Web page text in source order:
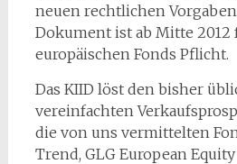
neuen rechtlichen
Dokument ist ab Mitte 2012
europäischen Fonds Pflicht.
Das KIID löst den bisher
vereinfachten
die von uns vermittelten
Trend, GLG European